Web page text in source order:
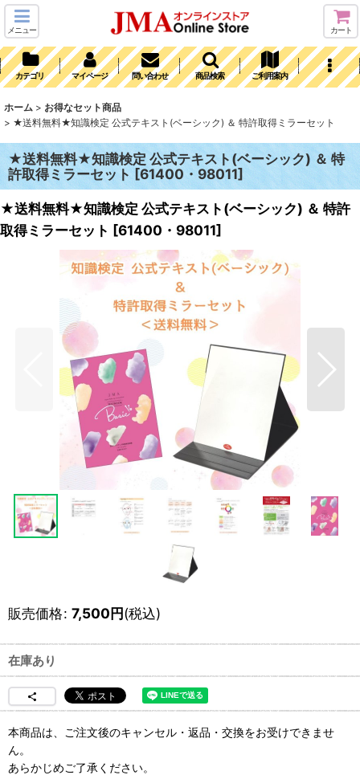
メニュー カート
カテゴリ マイページ 問い合わせ 商品検索 ご利用案内
ホーム > お得なセット商品
> ★送料無料★知識検定 公式テキスト(ベーシック) ＆ 特許取得ミラーセット
★送料無料★知識検定 公式テキスト(ベーシック) ＆ 特
許取得ミラーセット [61400・98011]
★送料無料★知識検定 公式テキスト(ベーシック) ＆ 特許
取得ミラーセット [61400・98011]
販売価格: 7,500円(税込)
在庫あり
本商品は、ご注文後のキャンセル・返品・交換をお受けできませ
ん。
あらかじめご了承ください。